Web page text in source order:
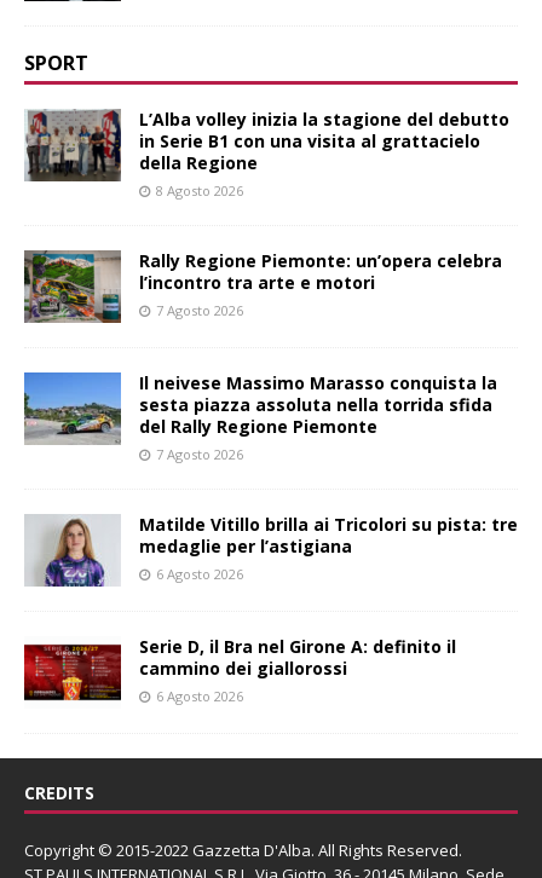
SPORT
L’Alba volley inizia la stagione del debutto
in Serie B1 con una visita al grattacielo
della Regione
8 Agosto 2026
Rally Regione Piemonte: un’opera celebra
l’incontro tra arte e motori
7 Agosto 2026
Il neivese Massimo Marasso conquista la
sesta piazza assoluta nella torrida sfida
del Rally Regione Piemonte
7 Agosto 2026
Matilde Vitillo brilla ai Tricolori su pista: tre
medaglie per l’astigiana
6 Agosto 2026
Serie D, il Bra nel Girone A: definito il
cammino dei giallorossi
6 Agosto 2026
CREDITS
Copyright © 2015-2022 Gazzetta D'Alba. All Rights Reserved.